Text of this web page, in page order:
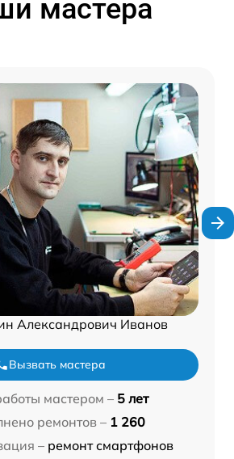
мастера
Александрович Иванов
Вызвать мастера
мастером – 5 лет
ремонтов – 1 260
– ремонт смартфонов